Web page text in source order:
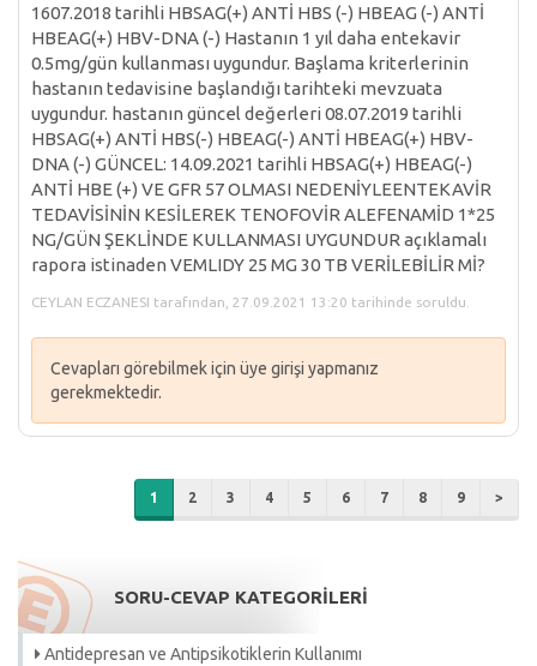
1607.2018 tarihli HBSAG(+) ANTİ HBS (-) HBEAG (-) ANTİ
HBEAG(+) HBV-DNA (-) Hastanın 1 yıl daha entekavir
0.5mg/gün kullanması uygundur. Başlama kriterlerinin
hastanın tedavisine başlandığı tarihteki mevzuata
uygundur. hastanın güncel değerleri 08.07.2019 tarihli
HBSAG(+) ANTİ HBS(-) HBEAG(-) ANTİ HBEAG(+) HBV-
DNA (-) GÜNCEL: 14.09.2021 tarihli HBSAG(+) HBEAG(-)
ANTİ HBE (+) VE GFR 57 OLMASI NEDENİYLEENTEKAVİR
TEDAVİSİNİN KESİLEREK TENOFOVİR ALEFENAMİD 1*25
NG/GÜN ŞEKLİNDE KULLANMASI UYGUNDUR açıklamalı
rapora istinaden VEMLIDY 25 MG 30 TB VERİLEBİLİR Mİ?
CEYLAN ECZANESI tarafından, 27.09.2021 13:20 tarihinde soruldu.
Cevapları görebilmek için üye girişi yapmanız
gerekmektedir.
1 2 3 4 5 6 7 8 9 >
SORU-CEVAP KATEGORİLERİ
Antidepresan ve Antipsikotiklerin Kullanımı